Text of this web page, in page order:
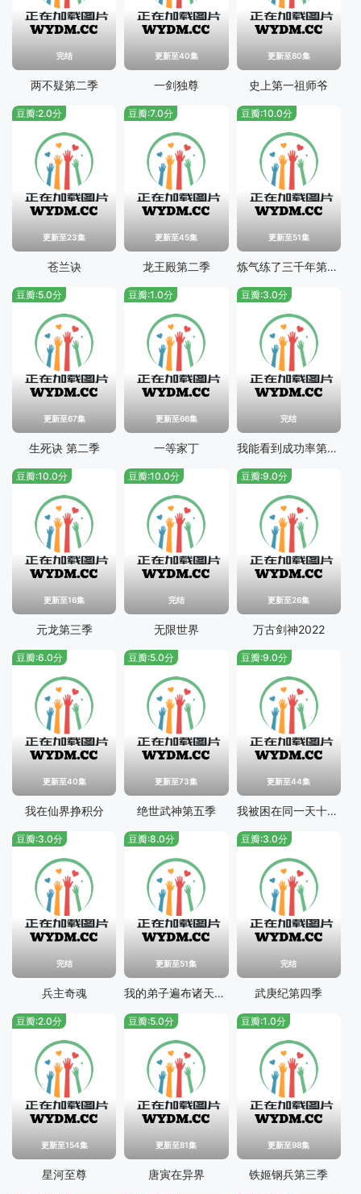
完结
两不疑第二季
更新至40集
一剑独尊
更新至80集
史上第一祖师爷
更新至23集
豆瓣:2.0分
苍兰诀
更新至45集
豆瓣:7.0分
龙王殿第二季
更新至51集
豆瓣:10.0分
炼气练了三千年第二季
更新至67集
豆瓣:5.0分
生死诀 第二季
更新至66集
豆瓣:1.0分
一等家丁
完结
豆瓣:3.0分
我能看到成功率第四季
更新至16集
豆瓣:10.0分
元龙第三季
完结
豆瓣:10.0分
无限世界
更新至26集
豆瓣:9.0分
万古剑神2022
更新至40集
豆瓣:6.0分
我在仙界挣积分
更新至73集
豆瓣:5.0分
绝世武神第五季
更新至44集
豆瓣:9.0分
我被困在同一天十万年第三季
完结
豆瓣:3.0分
兵主奇魂
更新至51集
豆瓣:8.0分
我的弟子遍布诸天万界
完结
豆瓣:3.0分
武庚纪第四季
更新至154集
豆瓣:2.0分
星河至尊
更新至81集
豆瓣:5.0分
唐寅在异界
更新至98集
豆瓣:1.0分
铁姬钢兵第三季